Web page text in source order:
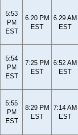
5:53
PM
EST
6:20 PM
EST
6:29 AM
EST
5:54
PM
EST
7:25 PM
EST
6:52 AM
EST
5:55
PM
EST
8:29 PM
EST
7:14 AM
EST